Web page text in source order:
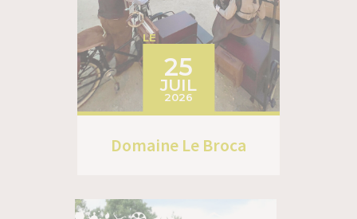
LE
25
JUIL
2026
Domaine Le Broca